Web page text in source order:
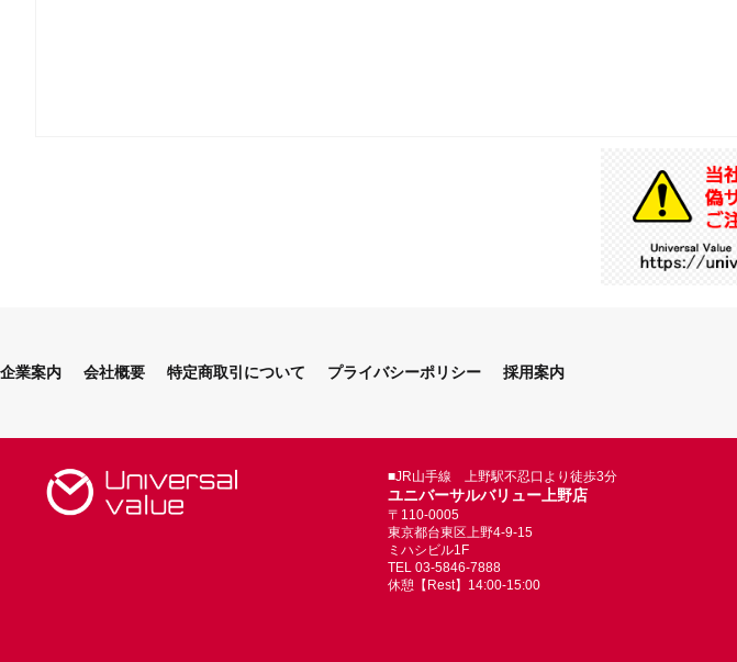
企業案内 会社概要 特定商取引について プライバシーポリシー 採用案内
■JR山手線 上野駅不忍口より徒歩3分
ユニバーサルバリュー上野店
〒110-0005
東京都台東区上野4-9-15
ミハシビル1F
TEL 03-5846-7888
休憩【Rest】14:00-15:00